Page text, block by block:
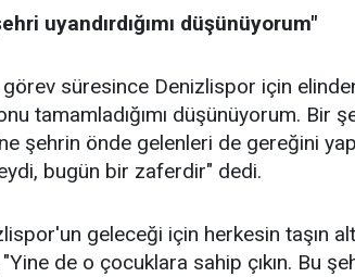
uyandırdığımı düşünüyorum"
görev süresince Denizlispor için
tamamladığımı düşünüyorum. Bir
şehrin önde gelenleri de gereğini
bugün bir zaferdir" dedi.
geleceği için herkesin taşın
de o çocuklara sahip çıkın. Bu